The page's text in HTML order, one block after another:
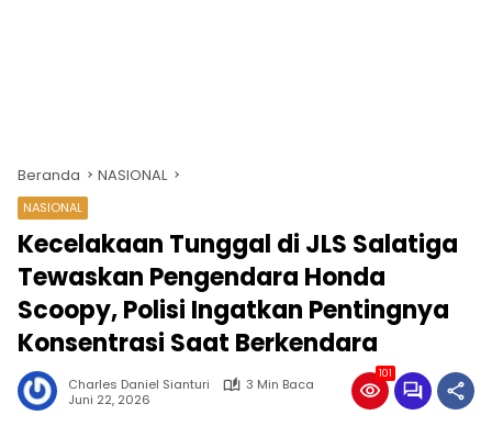
Beranda NASIONAL
NASIONAL
Kecelakaan Tunggal di JLS Salatiga
Tewaskan Pengendara Honda
Scoopy, Polisi Ingatkan Pentingnya
Konsentrasi Saat Berkendara
Charles Daniel Sianturi
3 Min Baca
Juni 22, 2026
101